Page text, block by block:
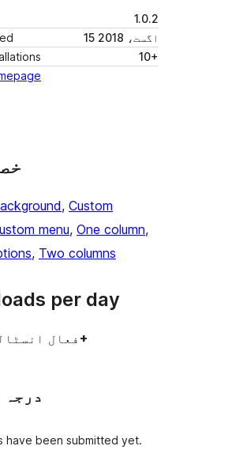
1.0.2
15 اگست، 2018
10+
, Custom
menu, One column
, Two columns
per day
فعال 10+
درجہ
have been submitted yet.